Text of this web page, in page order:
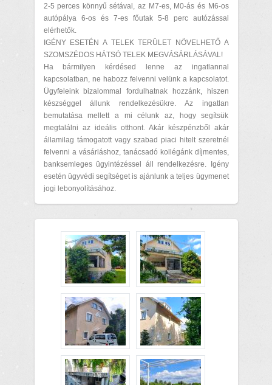
2-5 perces könnyű sétával, az M7-es, M0-ás és M6-os
autópálya 6-os és 7-es főutak 5-8 perc autózással
elérhetők.
IGÉNY ESETÉN A TELEK TERÜLET NÖVELHETŐ A
SZOMSZÉDOS HÁTSÓ TELEK MEGVÁSÁRLÁSÁVAL!
Ha bármilyen kérdésed lenne az ingatlannal
kapcsolatban, ne habozz felvenni velünk a kapcsolatot.
Ügyfeleink bizalommal fordulhatnak hozzánk, hiszen
készséggel állunk rendelkezésükre. Az ingatlan
bemutatása mellett a mi célunk az, hogy segítsük
megtalálni az ideális otthont. Akár készpénzből akár
államilag támogatott vagy szabad piaci hitelt szeretnél
felvenni a vásárláshoz, tanácsadó kollégánk díjmentes,
banksemleges ügyintézéssel áll rendelkezésre. Igény
esetén ügyvédi segítséget is ajánlunk a teljes ügymenet
jogi lebonyolításához.